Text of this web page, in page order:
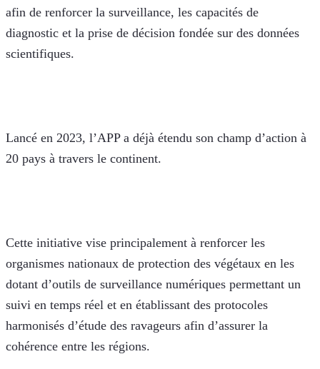
afin de renforcer la surveillance, les capacités de
diagnostic et la prise de décision fondée sur des données
scientifiques.
Lancé en 2023, l’APP a déjà étendu son champ d’action à
20 pays à travers le continent.
Cette initiative vise principalement à renforcer les
organismes nationaux de protection des végétaux en les
dotant d’outils de surveillance numériques permettant un
suivi en temps réel et en établissant des protocoles
harmonisés d’étude des ravageurs afin d’assurer la
cohérence entre les régions.